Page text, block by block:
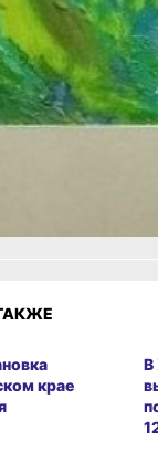
соцсетях:ВКонтакте
Телеграмили
МАКС
вам материал?
крае
В